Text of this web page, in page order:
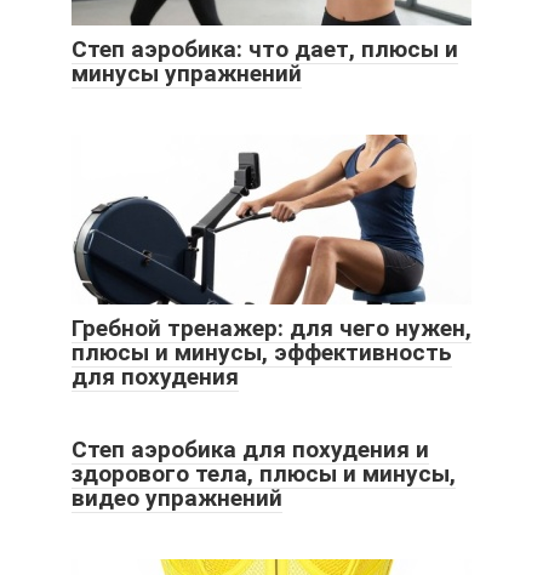
Степ аэробика: что дает, плюсы и
минусы упражнений
Гребной тренажер: для чего нужен,
плюсы и минусы, эффективность
для похудения
Степ аэробика для похудения и
здорового тела, плюсы и минусы,
видео упражнений